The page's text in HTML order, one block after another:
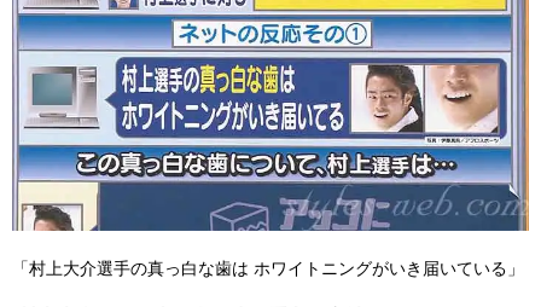
「村上大介選手の真っ白な歯は ホワイトニングがいき届いている」